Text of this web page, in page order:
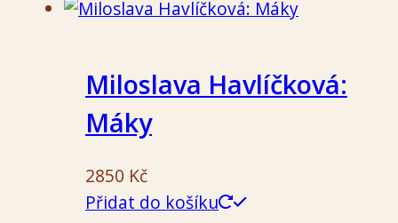
Miloslava Havlíčková:
Máky
2850 Kč
Přidat do košíku